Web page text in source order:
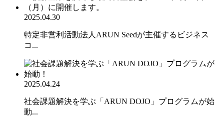
2025.04.30
特定非営利活動法人ARUN Seedが主催するビジネス
コ...
2025.04.24
社会課題解決を学ぶ「ARUN DOJO」プログラムが始
動...